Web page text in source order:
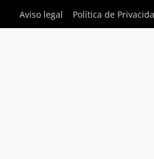
Aviso legal
Política de